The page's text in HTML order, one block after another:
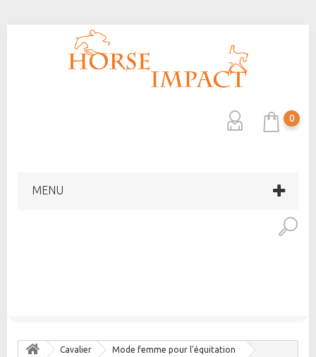
0
MENU
Cavalier
Mode femme pour l'équitation